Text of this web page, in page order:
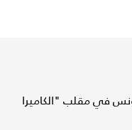
في مقلب "الكاميرا